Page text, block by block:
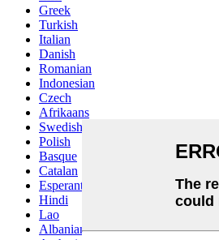
Greek
Turkish
Italian
Danish
Romanian
Indonesian
Czech
Afrikaans
Swedish
Polish
Basque
Catalan
Esperanto
Hindi
Lao
Albanian